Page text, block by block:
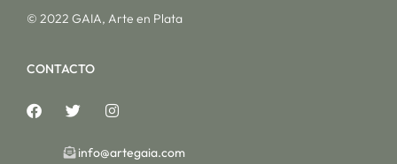
© 2022 GAIA, Arte en Plata
CONTACTO
info@artegaia.com